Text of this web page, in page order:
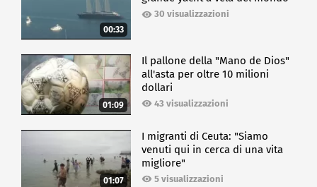
00:33
30 visualizzazioni
01:09
Il pallone della "Mano de Dios"
all'asta per oltre 10 milioni
dollari
43 visualizzazioni
01:07
I migranti di Ceuta: "Siamo
venuti qui in cerca di una vita
migliore"
5 visualizzazioni